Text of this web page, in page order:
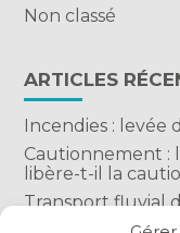
Non classé
ARTICLES
Incendies :
Cautionnement :
libère-t-il la
Transport fluvial
financière